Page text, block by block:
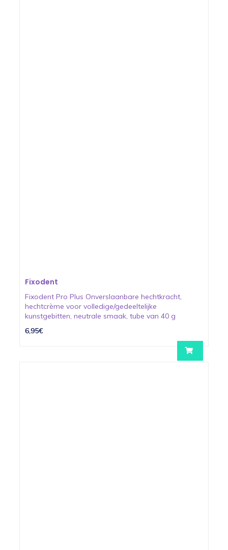
Fixodent
Fixodent Pro Plus Onverslaanbare hechtkracht,
hechtcrème voor volledige/gedeeltelijke
kunstgebitten, neutrale smaak, tube van 40 g
6,95€